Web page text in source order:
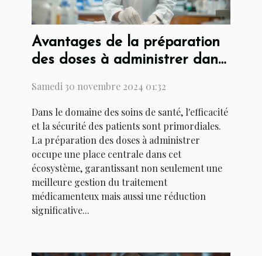
Avantages de la préparation
des doses à administrer dans
Samedi 30 novembre 2024 01:32
Dans le domaine des soins de santé, l'efficacité
et la sécurité des patients sont primordiales.
La préparation des doses à administrer
occupe une place centrale dans cet
écosystème, garantissant non seulement une
meilleure gestion du traitement
médicamenteux mais aussi une réduction
significative...